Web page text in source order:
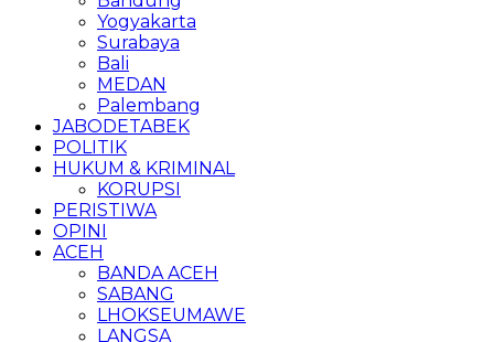
Yogyakarta
Surabaya
Bali
MEDAN
Palembang
JABODETABEK
POLITIK
HUKUM & KRIMINAL
KORUPSI
PERISTIWA
OPINI
ACEH
BANDA ACEH
SABANG
LHOKSEUMAWE
LANGSA